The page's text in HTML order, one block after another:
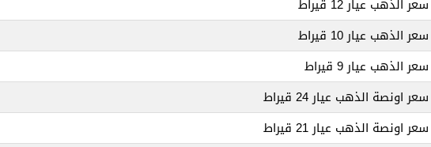
سعر الذهب عيار 12 قيراط
سعر الذهب عيار 10 قيراط
سعر الذهب عيار 9 قيراط
سعر اونصة الذهب عيار 24 قيراط
سعر اونصة الذهب عيار 21 قيراط